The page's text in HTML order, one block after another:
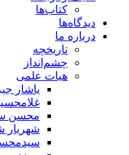
کتاب‌ها
دیدگاه‌ها
درباره ما
تاریخچه
چشم‌انداز
هیات علمی
یاشار
محسن
شهریار